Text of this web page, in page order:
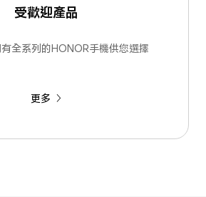
受歡迎產品
全系列的HONOR手機供您選擇
更多